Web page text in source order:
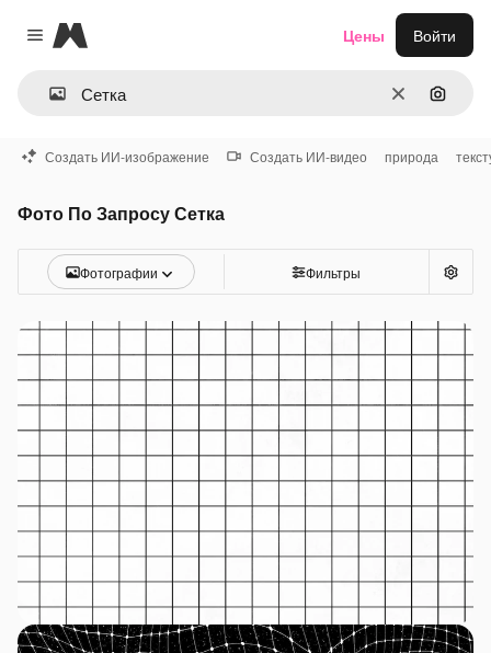
Close menu
Magnific
ОчиститьПоиск
Цены Войти
Создать ИИ-изображение Создать ИИ-видео природа
Фото По Запросу Сетка
Фотографии Фильтры